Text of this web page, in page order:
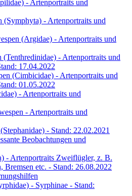
- Artenportraits und
(Symphyta) - Artenportraits und
(Argidae) - Artenportraits und
(Tenthredinidae) - Artenportraits und
17.04.2022
(Cimbicidae) - Artenportraits und
01.05.2022
- Artenportraits und
- Artenportraits und
- Stand: 22.02.2021
Beobachtungen und
- Artenportraits Zweiflügler, z. B.
Bremsen etc. - Stand: 26.08.2022
- Syrphinae - Stand: